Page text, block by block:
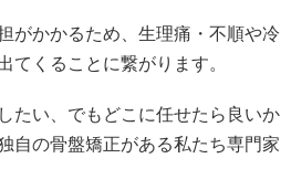
がかかるため、生理痛・不順や冷
てくることに繋がります。
たい、でもどこに任せたら良いか
自の骨盤矯正がある私たち専門家